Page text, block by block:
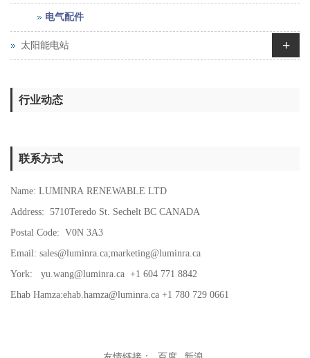
电气配件
太阳能电站 +
行业动态
联系方式
Name: LUMINRA RENEWABLE LTD
Address: 5710Teredo St. Sechelt BC CANADA
Postal Code: V0N 3A3
Email: sales@luminra.ca;marketing@luminra.ca
York: yu.wang@luminra.ca +1 604 771 8842
Ehab Hamza:ehab.hamza@luminra.ca +1 780 729 0661